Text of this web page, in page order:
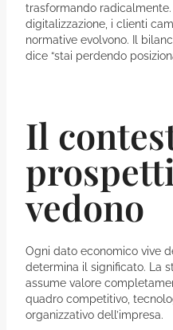
trasformando
digitalizzazione, i clienti
normative evolvono. Il
dice “stai perdendo
Il
vedono
Ogni dato economico vive
determina il significato. La
assume valore
quadro competitivo,
organizzativo dell’impresa.